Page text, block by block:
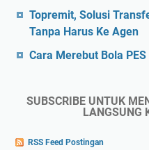
Topremit, Solusi
Tanpa Harus Ke Agen
Cara Merebut Bola
SUBSCRIBE UNTUK
LANGSUNG
RSS Feed Postingan